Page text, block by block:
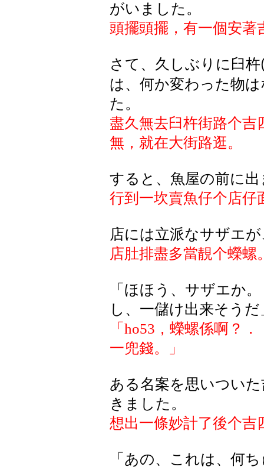
がいました。
頭擺頭擺，有一個安著
さて、久しぶりに臼杵
は、何か変わった物
た。
盡久無去臼杵街路个吉
無，就在大街路逛。
すると、魚屋の前に
行到一坎賣魚仔个店仔
店には立派なサザエ
店肚排盡多當靚个蠑螺
「ほほう、サザエか
し、一儲け出来そうだ
「 ho53 ，蠑螺係啊？
一兜錢。
」
ある名案を思いつい
きました。
想出一條妙計了後个吉
「あの、これは、何